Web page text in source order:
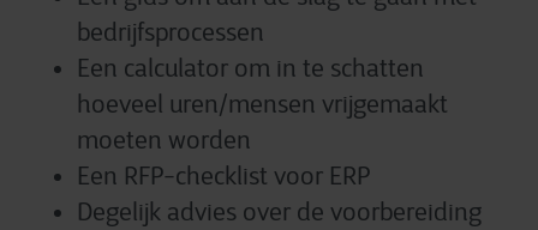
bedrijfsprocessen
Een calculator om in te schatten
hoeveel uren/mensen vrijgemaakt
moeten worden
Een RFP-checklist voor ERP
Degelijk advies over de voorbereiding